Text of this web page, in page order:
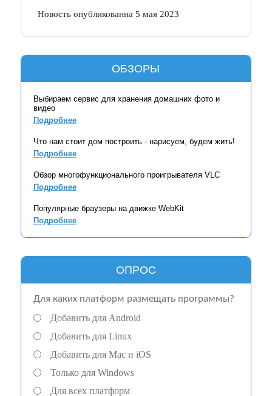
ОБЗОРЫ
Выбираем сервис для хранения домашних фото и
видео
Подробнее
Что нам стоит дом построить - нарисуем, будем жить!
Подробнее
Обзор многофункционального проигрывателя VLC
Подробнее
Популярные браузеры на движке WebKit
Подробнее
ОПРОС
Для каких платформ размещать программы?
Добавить для Android
Добавить для Linux
Добавить для Mac и iOS
Только для Windows
Для всех платформ
Новость опубликованна 5 мая 2023